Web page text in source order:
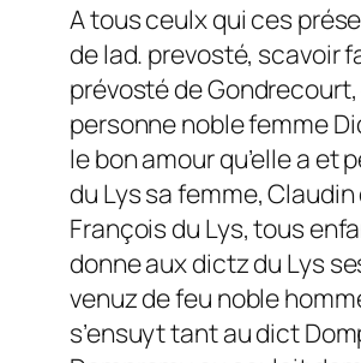
A tous ceulx qui ces
de lad. prevosté, scavoir
prévosté de
personne noble femme
le bon amour qu’elle a
du Lys sa femme,
François du Lys, tous
donne aux dictz du Lys
venuz de feu noble
s’ensuyt tant au dict